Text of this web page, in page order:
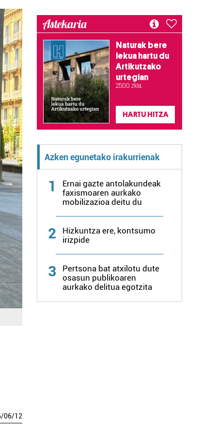
/06/12
Astekaria
Naturak bere
lekua hartu du
Artikutzako
urtegian
2.500 zkia.
HARTU HITZA
Azken egunetako irakurrienak
1
Ernai gazte antolakundeak
faxismoaren aurkako
mobilizazioa deitu du
2
Hizkuntza ere, kontsumo
irizpide
3
Pertsona bat atxilotu dute
osasun publikoaren
aurkako delitua egotzita